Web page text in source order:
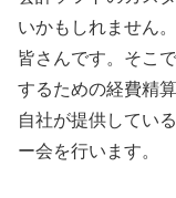
いかもしれません
皆さんです。そこ
するための経費精
自社が提供してい
ー会を行います。